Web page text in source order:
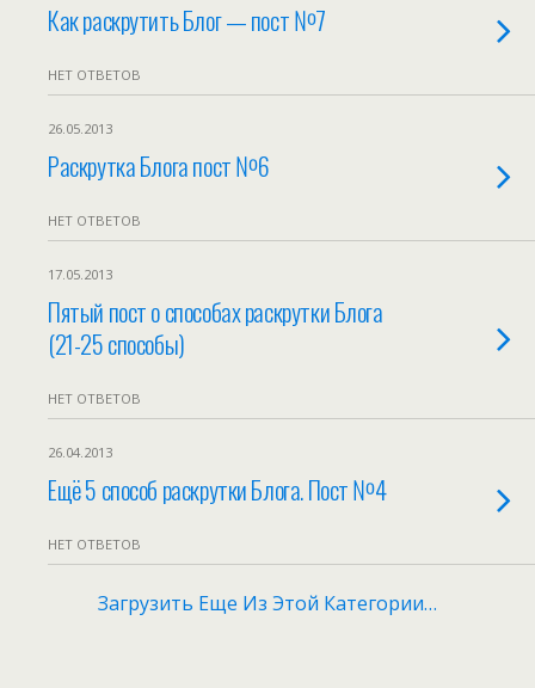
Как раскрутить Блог — пост №7
НЕТ ОТВЕТОВ
26.05.2013
Раскрутка Блога пост №6
НЕТ ОТВЕТОВ
17.05.2013
Пятый пост о способах раскрутки Блога
(21-25 способы)
НЕТ ОТВЕТОВ
26.04.2013
Ещё 5 способ раскрутки Блога. Пост №4
НЕТ ОТВЕТОВ
Загрузить Еще Из Этой Категории…